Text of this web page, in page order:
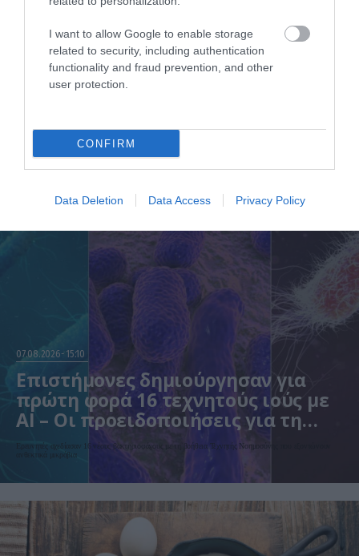
I want to allow Google to enable storage
related to security, including authentication
functionality and fraud prevention, and other
user protection.
CONFIRM
Data Deletion Data Access Privacy Policy
λαχανικά του Αυγούστου: Οι
εποχικές επιλογές που πρέπει να
βάλετε στο τραπέζι σας
Σύκα, δαμάσκηνα, φραγκόσυκα, ντομάτες και βασιλικός πρωταγωνιστούν τον τελευταίο μήνα του
07.08.2026 15:10
Επιστήμονες δημιούργησαν για
πρώτη φορά 16 τεχνητούς ιούς με
AI – Οι προειδοποιήσεις για τη
βιοασφάλεια
Ερευνητές σχεδίασαν 16 νέους βακτηριοφάγους με τη βοήθεια Τεχνητής Νοημοσύνης που εξοντώνουν
ανθεκτικά μικρόβια